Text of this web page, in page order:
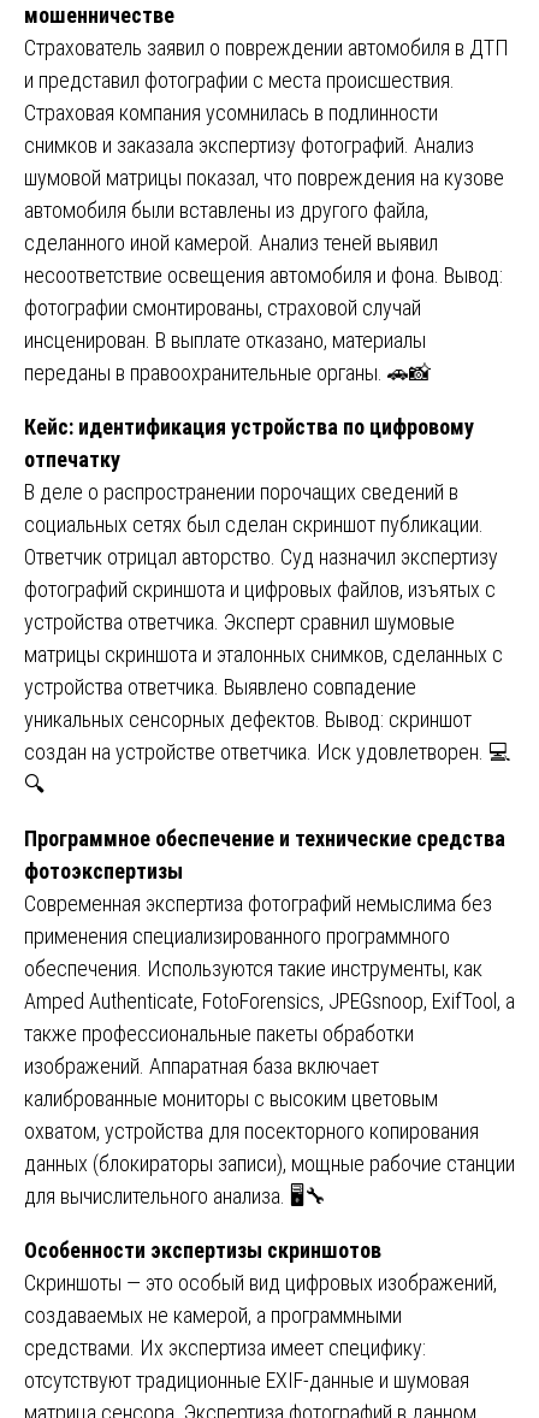
мошенничестве
Страхователь заявил о повреждении автомобиля в ДТП
и представил фотографии с места происшествия.
Страховая компания усомнилась в подлинности
снимков и заказала экспертизу фотографий. Анализ
шумовой матрицы показал, что повреждения на кузове
автомобиля были вставлены из другого файла,
сделанного иной камерой. Анализ теней выявил
несоответствие освещения автомобиля и фона. Вывод:
фотографии смонтированы, страховой случай
инсценирован. В выплате отказано, материалы
переданы в правоохранительные органы. 🚗📸
Кейс: идентификация устройства по цифровому
отпечатку
В деле о распространении порочащих сведений в
социальных сетях был сделан скриншот публикации.
Ответчик отрицал авторство. Суд назначил экспертизу
фотографий скриншота и цифровых файлов, изъятых с
устройства ответчика. Эксперт сравнил шумовые
матрицы скриншота и эталонных снимков, сделанных с
устройства ответчика. Выявлено совпадение
уникальных сенсорных дефектов. Вывод: скриншот
создан на устройстве ответчика. Иск удовлетворен. 💻
🔍
Программное обеспечение и технические средства
фотоэкспертизы
Современная экспертиза фотографий немыслима без
применения специализированного программного
обеспечения. Используются такие инструменты, как
Amped Authenticate, FotoForensics, JPEGsnoop, ExifTool, а
также профессиональные пакеты обработки
изображений. Аппаратная база включает
калиброванные мониторы с высоким цветовым
охватом, устройства для посекторного копирования
данных (блокираторы записи), мощные рабочие станции
для вычислительного анализа. 🖥️🔧
Особенности экспертизы скриншотов
Скриншоты — это особый вид цифровых изображений,
создаваемых не камерой, а программными
средствами. Их экспертиза имеет специфику:
отсутствуют традиционные EXIF-данные и шумовая
матрица сенсора. Экспертиза фотографий в данном